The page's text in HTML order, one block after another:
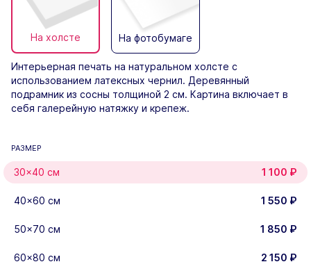
На холсте На фотобумаге
Интерьерная печать на натуральном холсте с
использованием латексных чернил. Деревянный
подрамник из сосны толщиной 2 см. Картина включает в
себя галерейную натяжку и крепеж.
РАЗМЕР
30×40 см 1 100 ₽
40×60 см 1 550 ₽
50×70 см 1 850 ₽
60×80 см 2 150 ₽